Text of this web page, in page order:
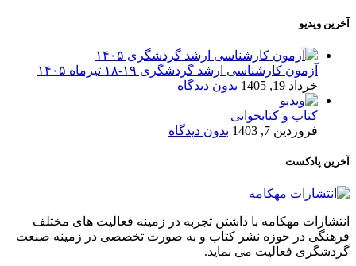
آخرین ویدیو
آزمون کارشناسی ارشد گردشگری ۱۹-۱۸ تیرماه ۱۴۰۵
خرداد 19, 1405
بدون دیدگاه
کتاب و کتابخوانی
فروردین 7, 1403
بدون دیدگاه
آخرین پادکست
انتشارات مهکامه با داشتن تجربه در زمینه فعالیت های مختلف
فرهنگی در حوزه نشر کتاب و به صورت تخصصی در زمینه صنعت
گردشگری فعالیت می نماید.